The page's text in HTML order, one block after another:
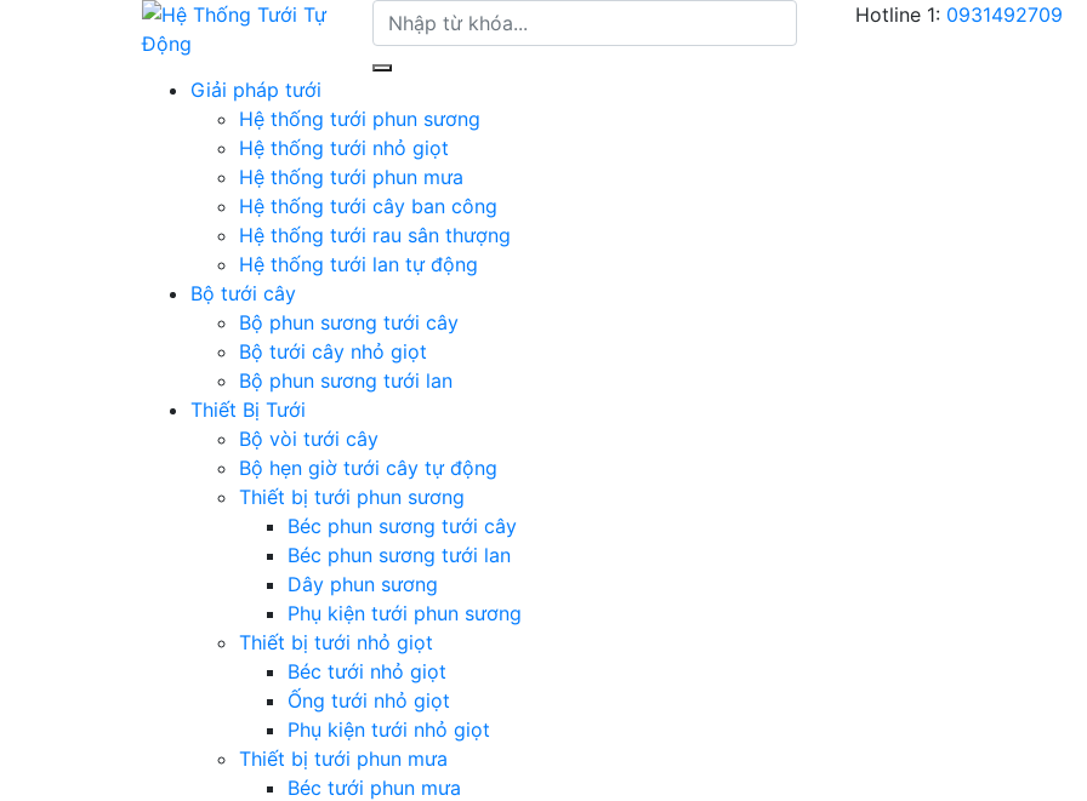
Hotline 1: 0931492709
Giải pháp tưới
Hệ thống tưới phun sương
Hệ thống tưới nhỏ giọt
Hệ thống tưới phun mưa
Hệ thống tưới cây ban công
Hệ thống tưới rau sân thượng
Hệ thống tưới lan tự động
Bộ tưới cây
Bộ phun sương tưới cây
Bộ tưới cây nhỏ giọt
Bộ phun sương tưới lan
Thiết Bị Tưới
Bộ vòi tưới cây
Bộ hẹn giờ tưới cây tự động
Thiết bị tưới phun sương
Béc phun sương tưới cây
Béc phun sương tưới lan
Dây phun sương
Phụ kiện tưới phun sương
Thiết bị tưới nhỏ giọt
Béc tưới nhỏ giọt
Ống tưới nhỏ giọt
Phụ kiện tưới nhỏ giọt
Thiết bị tưới phun mưa
Béc tưới phun mưa